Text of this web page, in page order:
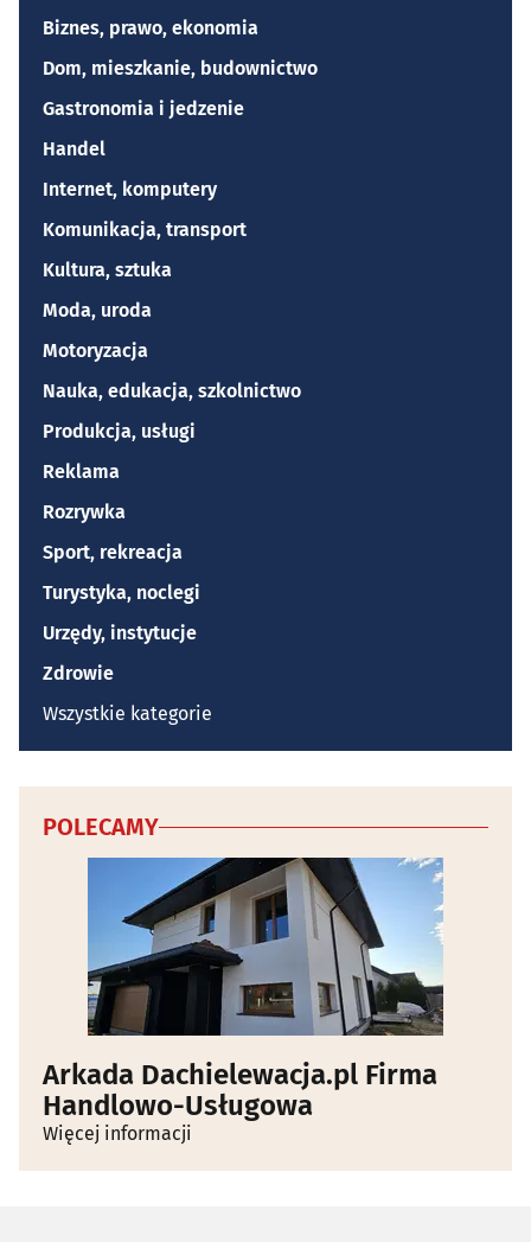
Biznes, prawo, ekonomia
Dom, mieszkanie, budownictwo
Gastronomia i jedzenie
Handel
Internet, komputery
Komunikacja, transport
Kultura, sztuka
Moda, uroda
Motoryzacja
Nauka, edukacja, szkolnictwo
Produkcja, usługi
Reklama
Rozrywka
Sport, rekreacja
Turystyka, noclegi
Urzędy, instytucje
Zdrowie
Wszystkie kategorie
POLECAMY
Arkada Dachielewacja.pl Firma
Handlowo-Usługowa
Więcej informacji